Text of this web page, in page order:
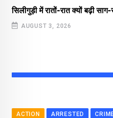
सिलीगुड़ी में रातों-रात क्यों बढ़ी
AUGUST 3, 2026
ACTION ARRESTED